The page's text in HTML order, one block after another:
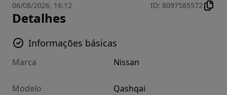
06/08/2026, 16:12 ID: 8097585572
Detalhes
Informações básicas
Marca Nissan
Modelo Qashqai